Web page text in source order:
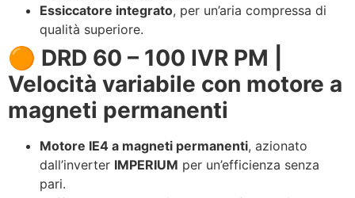
Essiccatore integrato, per un’aria compressa di
qualità superiore.
🟠 DRD 60 – 100 IVR PM |
Velocità variabile con motore a
magneti permanenti
Motore IE4 a magneti permanenti, azionato
dall’inverter IMPERIUM per un’efficienza senza
pari.